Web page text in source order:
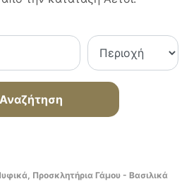
Αναζήτηση
Προσκλητήρια Γάμου - Βασιλικά